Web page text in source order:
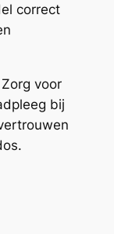
correct
voor
bij